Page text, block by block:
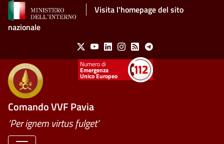
Salta al contenuto principaleVisita l'homepage del sito
nazionale
Social Menu
X YoutubeLinkedinInstagram
Feed Telegram
Emergenza
Unico Europeo
Comando VVF Pavia
’Per ignem virtus fulget’